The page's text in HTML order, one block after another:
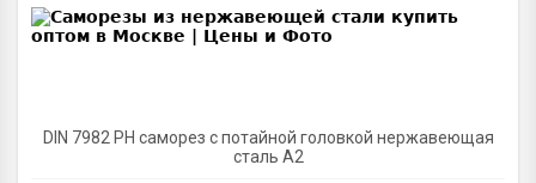
DIN 7982 PH саморез с потайной головкой нержавеющая
сталь A2